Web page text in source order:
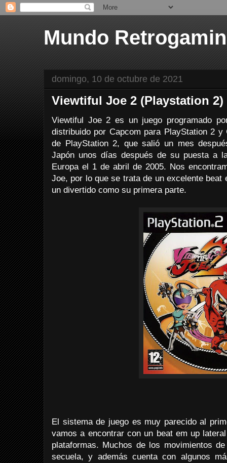
Mundo
domingo, 10 de octubre de 2021
Viewtiful Joe 2 (Playstation 2)
Viewtiful Joe 2 es un juego programado
distribuido por Capcom para PlayStation 2 y
de PlayStation 2, que salió un mes
Japón unos días después de su puesta a
Europa el 1 de abril de 2005. Nos
Joe, por lo que se trata de un excelente
un divertido como su primera parte.
El sistema de juego es muy parecido al
vamos a encontrar con un beat em up
plataformas. Muchos de los movimientos
secuela, y además cuenta con algunos